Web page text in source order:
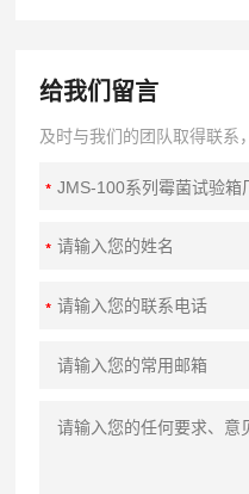
给我们留言
及时与我们的团队取得联系